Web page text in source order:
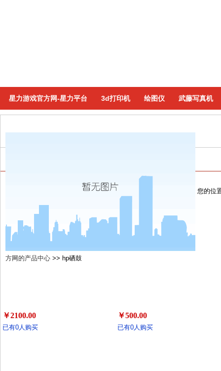
星力游戏官方网-星力平台 3d打印机 绘图仪 武藤写真机
您的位
方网的产品中心 >> hp硒鼓
￥2100.00
已有0人购买
￥500.00
已有0人购买